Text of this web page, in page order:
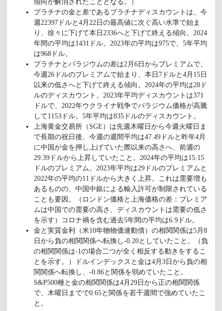
傾向が解消されたこととなる。）
プラチナの金と差であるプラチナディスカウントは、今
週22397ドルと4月22日の最高値に次ぐ高い水準で始ま
り、徐々に下げて本日2336へと下げて終える傾向。2024
年間の平均は1431ドル。2023年の平均は975で、5年平均
は968ドル。
プラチナとパラジウムの差は2月6日からプレミアムで、
今週26ドルのプレミアムで始まり、本日7ドルと4月15日
以来の低さへと下げて終える傾向。2024年の平均は28ド
ルのディスカウント。2023年平均ディスカウントは371
ドルで、2022年ウクライナ戦争でパラジウム価格が高騰
して1153ドル。5年平均は835ドルのディスカウント。
上海黄金交易所（SGE）は先週木曜日から今週火曜日ま
で長期の祝日後、今週の週間平均は47.49ドルと昨年4月
に中国が金を押し上げていた際以来の高さへ、前週の
29.39ドルから上昇していたこと。2024年の平均は15.15
ドルのプレミアム。2023年平均は29ドルのプレミアムと
2022年の平均の11ドルから大きく上昇。これは需要増も
あるものの、中国中銀による輸入許可が制限されている
ことも要因。（ロンドン価格と上海価格の差：プレミア
ムは中国での需要の高さ、ディスカウントは需要の低さ
を示す）コロナ禍を含む過去5年間の平均は6.9ドル。
金と実質金利（米10年物物価連動債）の相関関係は5月8
日から負の相関関係へ転換し-0.20としていたこと。（負
の相関関係は-1の場合二つが全く相反する動きをするこ
とを示す。）ドルインデックスと金は4月3日から負の相
関関係へ転換し、-0.86と関係を弱めていたこと。
S&P500種と金の相関関係は4月29日から正の相関関係
で、木曜日までで0.65と関係を若干週間で強めていたこ
と。